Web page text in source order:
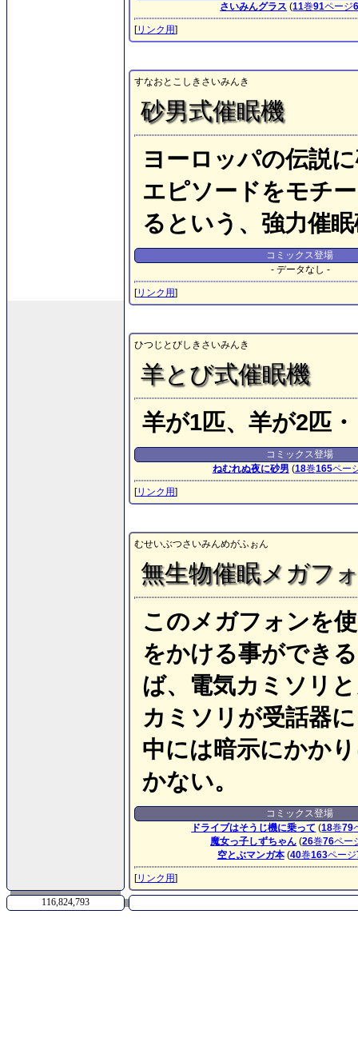
さいみんグラス (11巻91ページ
[リンク用]
すなおとこしきさいみんき
砂男式催眠機
ヨーロッパの伝説
エピソードをモチ
るという、強力催
コミックス登場
- データなし -
[リンク用]
ひつじとびしきさいみんき
羊とび式催眠機
羊が1匹、羊が2匹
コミックス登場
ねむれぬ夜に砂男 (18巻165ペー
[リンク用]
むせいぶつさいみんめがふぉん
無生物催眠メガフ
このメガフォンを
をかける事ができ
ば、電気カミソリ
カミソリが受話器
中には暗示にかか
かない。
コミックス登場
ドライブはそうじ機に乗って (18巻79
魔女っ子しずちゃん (26巻76ペー
空とぶマンガ本(40巻163ページ
[リンク用]
116,824,793